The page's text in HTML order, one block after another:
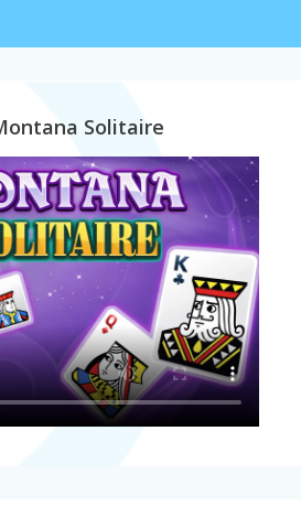
Solitaire